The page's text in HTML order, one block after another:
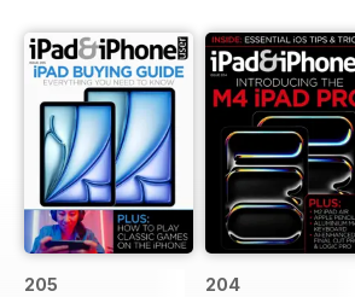
205 204